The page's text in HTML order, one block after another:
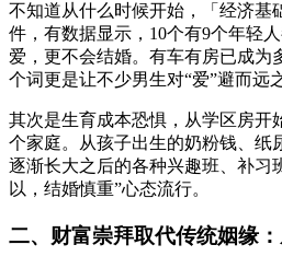
不知道从什么时候开始，「经济基
件，有数据显示，10个有9个年轻
爱，更不会结婚。有车有房已成为
个词更是让不少男生对“爱”避而远
其次是生育成本恐惧，从学区房开
个家庭。从孩子出生的奶粉钱、纸
逐渐长大之后的各种兴趣班、补习
以，结婚慎重”心态流行。
二、财富崇拜取代传统姻缘